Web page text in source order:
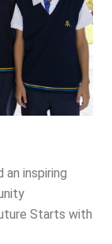
an inspiring
Starts with